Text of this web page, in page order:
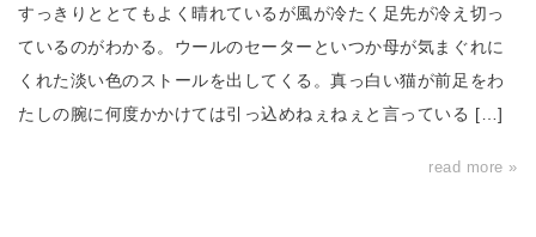
すっきりととてもよく晴れているが風が冷たく足先が冷え切っ
ているのがわかる。ウールのセーターといつか母が気まぐれに
くれた淡い色のストールを出してくる。真っ白い猫が前足をわ
たしの腕に何度かかけては引っ込めねぇねぇと言っている […]
read more »